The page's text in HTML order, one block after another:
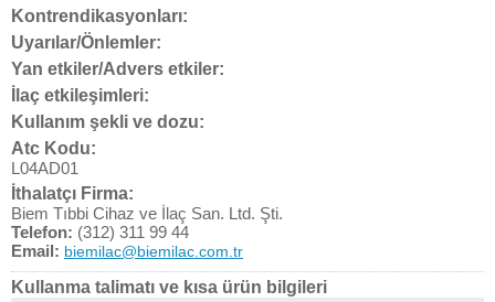
Kontrendikasyonları:
Uyarılar/Önlemler:
Yan etkiler/Advers etkiler:
İlaç etkileşimleri:
Kullanım şekli ve dozu:
Atc Kodu:
L04AD01
İthalatçı Firma:
Biem Tıbbi Cihaz ve İlaç San. Ltd. Şti.
Telefon: (312) 311 99 44
Email: biemilac@biemilac.com.tr
Kullanma talimatı ve kısa ürün bilgileri